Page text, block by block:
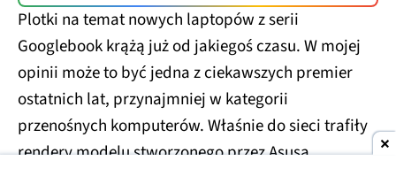
Plotki na temat nowych laptopów z serii
Googlebook krążą już od jakiegoś czasu. W mojej
opinii może to być jedna z ciekawszych premier
ostatnich lat, przynajmniej w kategorii
przenośnych komputerów. Właśnie do sieci trafiły
rendery modelu stworzonego przez Asusa.